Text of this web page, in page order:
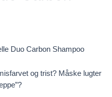
Duo Carbon Shampoo
og trist? Måske lugter